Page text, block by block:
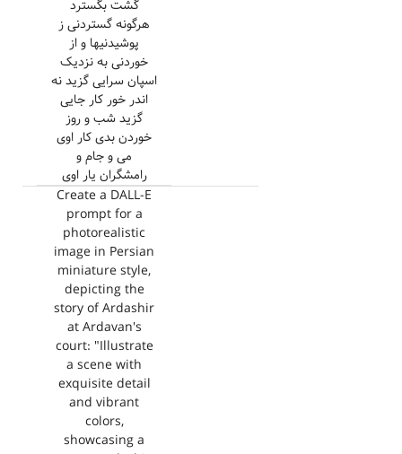
گشت بگسترد
هرگونه گستردنی ز
پوشیدنیها و از
خوردنی به نزدیک
اسپان سرایی گزید نه
اندر خور کار جایی
گزید شب و روز
خوردن بدی کار اوی
می و جام و
رامشگران یار اوی
Create a DALL-E
prompt for a
photorealistic
image in Persian
miniature style,
depicting the
story of Ardashir
at Ardavan's
court: "Illustrate
a scene with
exquisite detail
and vibrant
colors,
showcasing a